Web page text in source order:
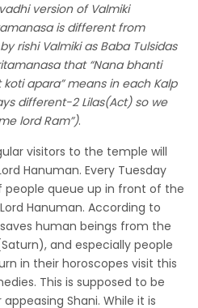
version of Valmiki
is different from
rishi Valmiki as Baba Tulsidas
that “Nana bhanti
apara” means in each Kalp
different-2 Lilas(Act) so we
lord Ram”).
visitors to the temple will
Hanuman. Every Tuesday
people queue up in front of the
Hanuman. According to
human beings from the
and especially people
in their horoscopes visit this
This is supposed to be
Shani. While it is